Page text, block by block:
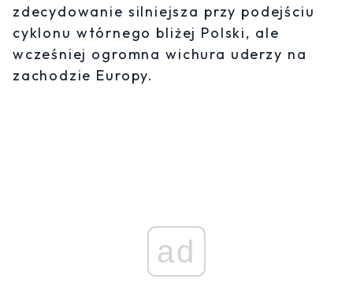
zdecydowanie silniejsza przy podejściu
cyklonu wtórnego bliżej Polski, ale
wcześniej ogromna wichura uderzy na
zachodzie Europy.
ad